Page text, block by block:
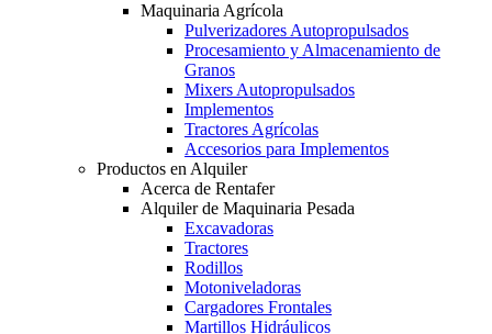
Maquinaria Agrícola
Pulverizadores Autopropulsados
Procesamiento y Almacenamiento de
Granos
Mixers Autopropulsados
Implementos
Tractores Agrícolas
Accesorios para Implementos
Productos en Alquiler
Acerca de Rentafer
Alquiler de Maquinaria Pesada
Excavadoras
Tractores
Rodillos
Motoniveladoras
Cargadores Frontales
Martillos Hidráulicos